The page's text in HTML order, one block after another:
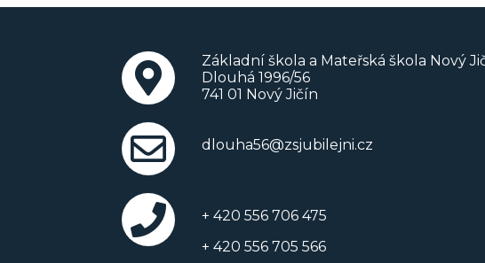
Základní škola a Mateřská škola Nový
Dlouhá 1996/56
741 01 Nový Jičín
dlouha56@zsjubilejni.cz
+ 420 556 706 475
+ 420 556 705 566